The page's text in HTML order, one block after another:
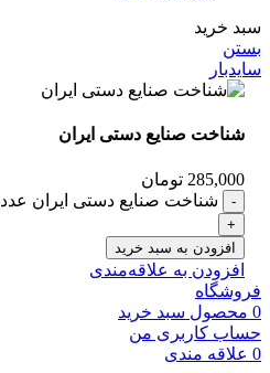
سبد خرید
بستن
سایدبار
شناخت صنایع دستی ایران
285,000 تومان
شناخت صنایع دستی ایران عدد
افزودن به سبد خرید
افزودن به علاقه‌مندی
فروشگاه
0 محصول سبد خرید
حساب کاربری من
0 علاقه مندی